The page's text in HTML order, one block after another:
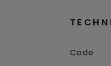
Code